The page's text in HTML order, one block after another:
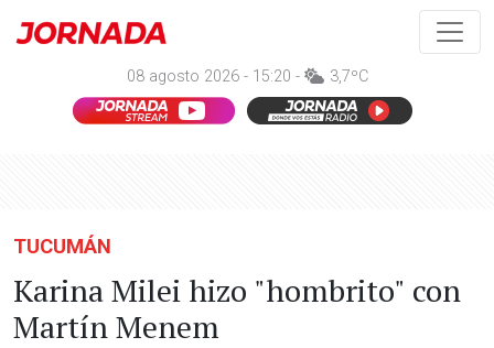
08 agosto 2026 - 15:20 - 3,7ºC
TUCUMÁN
Karina Milei hizo "hombrito" con
Martín Menem